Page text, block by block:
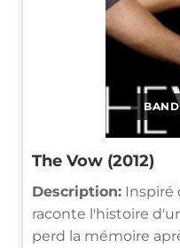
The Vow (2012)
Description: Inspiré
raconte l'histoire
perd la mémoire